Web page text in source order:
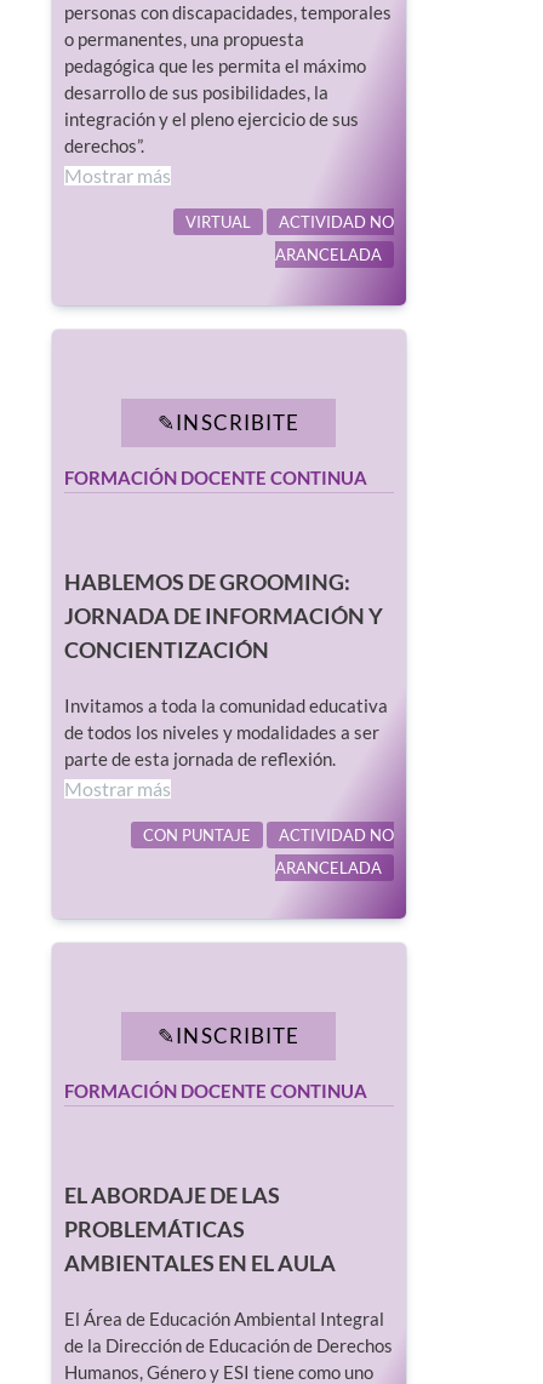
personas con discapacidades, temporales
o permanentes, una propuesta
pedagógica que les permita el máximo
desarrollo de sus posibilidades, la
integración y el pleno ejercicio de sus
derechos”.
Mostrar más
VIRTUAL
ACTIVIDAD NO
ARANCELADA
INSCRIBITE
FORMACIÓN DOCENTE CONTINUA
HABLEMOS DE GROOMING:
JORNADA DE INFORMACIÓN Y
CONCIENTIZACIÓN
Invitamos a toda la comunidad educativa
de todos los niveles y modalidades a ser
parte de esta jornada de reflexión.
Mostrar más
CON PUNTAJE
ACTIVIDAD NO
ARANCELADA
INSCRIBITE
FORMACIÓN DOCENTE CONTINUA
EL ABORDAJE DE LAS
PROBLEMÁTICAS
AMBIENTALES EN EL AULA
El Área de Educación Ambiental Integral
de la Dirección de Educación de Derechos
Humanos, Género y ESI tiene como uno